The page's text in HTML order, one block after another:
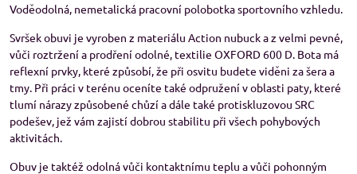
Voděodolná, nemetalická pracovní polobotka sportovního vzhledu.
Svršek obuvi je vyroben z materiálu Action nubuck a z velmi pevné,
vůči roztržení a prodření odolné, textilie OXFORD 600 D. Bota má
reflexní prvky, které způsobí, že při osvitu budete viděni za šera a
tmy. Při práci v terénu oceníte také odpružení v oblasti paty, které
tlumí nárazy způsobené chůzí a dále také protiskluzovou SRC
podešev, jež vám zajistí dobrou stabilitu při všech pohybových
aktivitách.
Obuv je taktéž odolná vůči kontaktnímu teplu a vůči pohonným